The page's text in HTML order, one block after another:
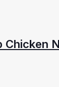
Chicken